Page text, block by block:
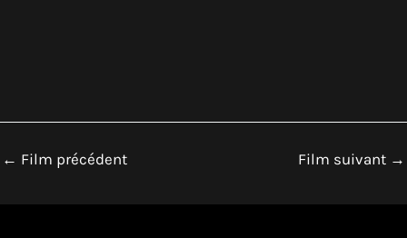
← Film précédent Film suivant →